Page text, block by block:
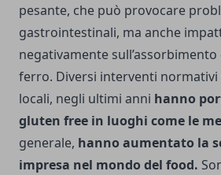
pesante, che può provocare
gastrointestinali, ma anche
negativamente
ferro. Diversi interventi normativi
locali, negli ultimi anni hanno
gluten free in luoghi come le
generale, hanno aumentato la
impresa nel mondo del food.